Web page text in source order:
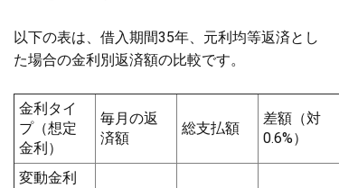
以下の表は、借入期間35年、元利均等返済とし
た場合の金利別返済額の比較です。
金利タイ
プ（想定
金利）
毎月の返
済額
総支払額
差額（対
0.6%）
変動金利